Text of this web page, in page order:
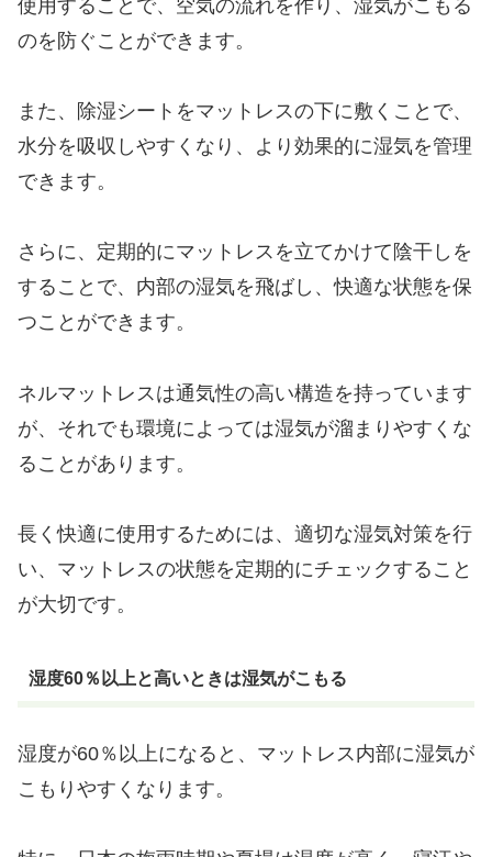
使用することで、空気の流れを作り、湿気がこもる
のを防ぐことができます。
また、除湿シートをマットレスの下に敷くことで、
水分を吸収しやすくなり、より効果的に湿気を管理
できます。
さらに、定期的にマットレスを立てかけて陰干しを
することで、内部の湿気を飛ばし、快適な状態を保
つことができます。
ネルマットレスは通気性の高い構造を持っています
が、それでも環境によっては湿気が溜まりやすくな
ることがあります。
長く快適に使用するためには、適切な湿気対策を行
い、マットレスの状態を定期的にチェックすること
が大切です。
湿度60％以上と高いときは湿気がこもる
湿度が60％以上になると、マットレス内部に湿気が
こもりやすくなります。